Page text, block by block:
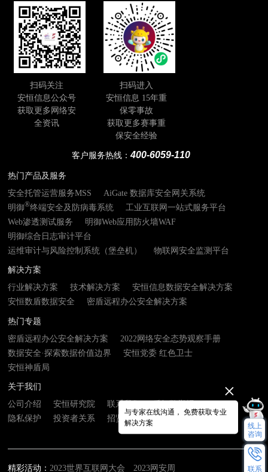
扫码关注
安恒信息公众号
获取更多网络安
全资讯
扫码进入
安恒信息 15年重
保零事故
获取更多赛事重
保安全经验
客户服务热线：400-6059-110
热门产品及服务
安全托管运营服务MSS
AiGate 数据库安全网关系统
明御®终端安全及防病毒系统
工业互联网一站式服务平台
Web渗透测试服务
明御Web应用防火墙WAF
明御综合日志审计平台
运维审计与风险控制系统（堡垒机）
物联网安全监测平台
解决方案
行业解决方案
技术解决方案
安恒信息数据安全解决方案
安恒数盾数据安全
密盾远程办公安全解决方案
热门专题
密盾远程办公安全解决方案
2022网络安全态势观察手册
数据安全·探索数据价值边界
安恒党委 红色卫士
安恒神盾局
关于我们
公司介绍
安恒研究院 联系我们
隐私保护
投资者关系 招贤纳士
精彩活动：2023世界互联网大会 2023网安周
与专家在线沟通， 免费获取专业
解决方案
线上
咨询
联系